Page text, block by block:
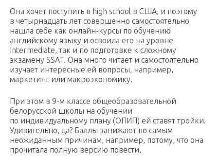
Она хочет поступить в high school в США, и поэтому
в четырнадцать лет совершенно самостоятельно
нашла себе как онлайн-курсы по обучению
английскому языку и освоила его на уровне
Intermediate, так и по подготовке к сложному
экзамену SSAT. Она много читает и самостоятельно
изучает интересные ей вопросы, например,
маркетинг или макроэкономику.
При этом в 9-м классе общеобразовательной
белорусской школы на обучении
по индивидуальному плану (ОПИП) ей ставят тройки.
Удивительно, да? Баллы занижают по самым
неожиданным причинам, например, потому, что она
прочитала полную версию повести,